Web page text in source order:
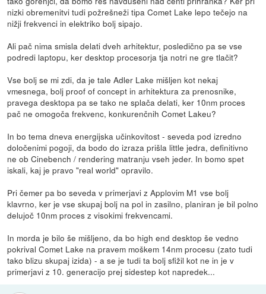
nizki obremenitvi tudi požrešneži tipa Comet Lake lepo tečejo na
nižji frekvenci in elektriko bolj sipajo.
Ali pač nima smisla delati dveh arhitektur, posledično pa se vse
podredi laptopu, ker desktop procesorja tja notri ne gre tlačit?
Vse bolj se mi zdi, da je tale Adler Lake mišljen kot nekaj
vmesnega, bolj proof of concept in arhitektura za prenosnike,
pravega desktopa pa se tako ne splača delati, ker 10nm proces
pač ne omogoča frekvenc, konkurenčnih Comet Lakeu?
In bo tema dneva energijska učinkovitost - seveda pod izredno
določenimi pogoji, da bodo do izraza prišla little jedra, definitivno
ne ob Cinebench / rendering matranju vseh jeder. In bomo spet
iskali, kaj je pravo "real world" opravilo.
Pri čemer pa bo seveda v primerjavi z Applovim M1 vse bolj
klavrno, ker je vse skupaj bolj na pol in zasilno, planiran je bil polno
delujoč 10nm proces z visokimi frekvencami.
In morda je bilo še mišljeno, da bo high end desktop še vedno
pokrival Comet Lake na pravem moškem 14nm procesu (zato tudi
tako blizu skupaj izida) - a se je tudi ta bolj sfižil kot ne in je v
primerjavi z 10. generacijo prej sidestep kot napredek...